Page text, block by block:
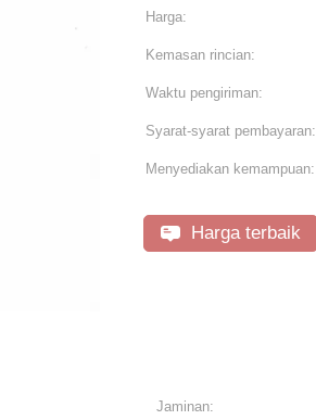
Harga:
Kemasan rincian:
Waktu pengiriman:
Syarat-syarat pembayaran:
Menyediakan kemampuan:
Harga terbaik
Jaminan: